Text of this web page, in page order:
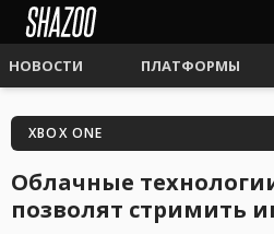
НОВОСТИ ПЛАТФОРМЫ
XBOX ONE
Облачные
позволят стримить